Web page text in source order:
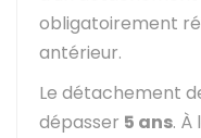
obligatoirement
antérieur.
Le détachement
dépasser 5 ans. À